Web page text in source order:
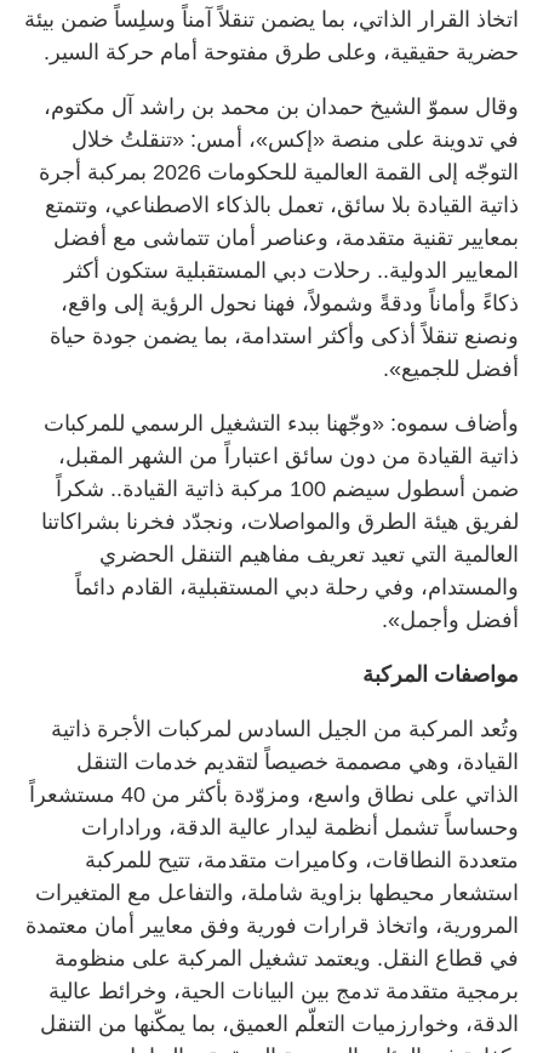
اتخاذ القرار الذاتي، بما يضمن تنقلاً آمناً وسلِساً ضمن بيئة
حضرية حقيقية، وعلى طرق مفتوحة أمام حركة السير.
وقال سموّ الشيخ حمدان بن محمد بن راشد آل مكتوم،
في تدوينة على منصة «إكس»، أمس: «تنقلتُ خلال
التوجّه إلى القمة العالمية للحكومات 2026 بمركبة أجرة
ذاتية القيادة بلا سائق، تعمل بالذكاء الاصطناعي، وتتمتع
بمعايير تقنية متقدمة، وعناصر أمان تتماشى مع أفضل
المعايير الدولية.. رحلات دبي المستقبلية ستكون أكثر
ذكاءً وأماناً ودقةً وشمولاً، فهنا نحول الرؤية إلى واقع،
ونصنع تنقلاً أذكى وأكثر استدامة، بما يضمن جودة حياة
أفضل للجميع».
وأضاف سموه: «وجّهنا ببدء التشغيل الرسمي للمركبات
ذاتية القيادة من دون سائق اعتباراً من الشهر المقبل،
ضمن أسطول سيضم 100 مركبة ذاتية القيادة.. شكراً
لفريق هيئة الطرق والمواصلات، ونجدّد فخرنا بشراكاتنا
العالمية التي تعيد تعريف مفاهيم التنقل الحضري
والمستدام، وفي رحلة دبي المستقبلية، القادم دائماً
أفضل وأجمل».
مواصفات المركبة
وتُعد المركبة من الجيل السادس لمركبات الأجرة ذاتية
القيادة، وهي مصممة خصيصاً لتقديم خدمات التنقل
الذاتي على نطاق واسع، ومزوّدة بأكثر من 40 مستشعراً
وحساساً تشمل أنظمة ليدار عالية الدقة، ورادارات
متعددة النطاقات، وكاميرات متقدمة، تتيح للمركبة
استشعار محيطها بزاوية شاملة، والتفاعل مع المتغيرات
المرورية، واتخاذ قرارات فورية وفق معايير أمان معتمدة
في قطاع النقل. ويعتمد تشغيل المركبة على منظومة
برمجية متقدمة تدمج بين البيانات الحية، وخرائط عالية
الدقة، وخوارزميات التعلّم العميق، بما يمكّنها من التنقل